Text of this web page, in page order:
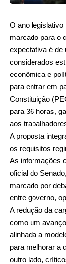
O ano legislativo
marcado para o
expectativa é de
considerados
econômica e
para entrar em
Constituição
para 36 horas,
aos
A proposta
os requisitos
As informações
oficial do
marcado por
entre governo,
A redução da
como um
alinhada a
para melhorar a
outro lado,